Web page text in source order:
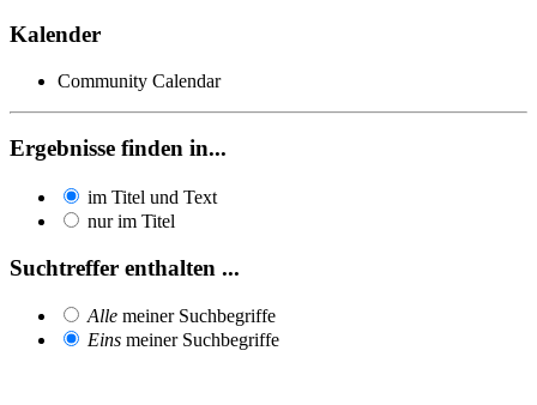
Kalender
Community Calendar
Ergebnisse finden in...
im Titel und Text
nur im Titel
Suchtreffer enthalten ...
Alle meiner Suchbegriffe
Eins meiner Suchbegriffe